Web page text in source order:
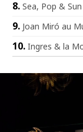
Sea, Pop &
Joan Miró au
Ingres & la